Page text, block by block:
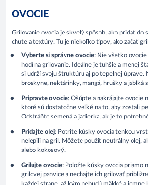
OVOCIE
Grilovanie ovocia je skvelý spôsob, ako pridať do
chute a textúry. Tu je niekoľko tipov, ako začať
Vyberte si správne ovocie: Nie všetko ovocie
hodí na grilovanie. Ideálne je tuhšie a menej
si udrží svoju štruktúru aj po tepelnej úprave.
broskyne, nektárinky, mangá, hrušky a jablká
Pripravte ovocie: Ošúpte a nakrájajte ovocie
ktoré sú dostatočne veľké na to, aby zostali
Odstráňte semená a jadierka, ak je to
Pridajte olej: Potrite kúsky ovocia tenkou
nelepili na gril. Môžete použiť neutrálny olej,
alebo kokosový.
Grilujte ovocie: Položte kúsky ovocia priamo
grilovej panvice a nechajte ich grilovať